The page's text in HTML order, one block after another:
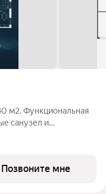
м2. Функциональная
санузел и
22-м этаже 24-
Позвоните мне